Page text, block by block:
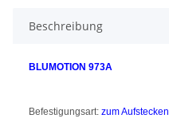
Beschreibung
BLUMOTION 973A
Befestigungsart: zum Aufstecken